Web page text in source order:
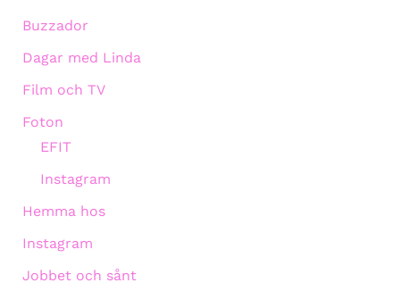
Buzzador
Dagar med Linda
Film och TV
Foton
EFIT
Instagram
Hemma hos
Instagram
Jobbet och sånt